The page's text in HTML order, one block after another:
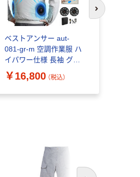
ベストアンサー aut-
081-gr-m 空調作業服 ハ
イパワー仕様 長袖 グレ
ーM 1セット（直送品）
￥16,800 （税込）
次のスライド